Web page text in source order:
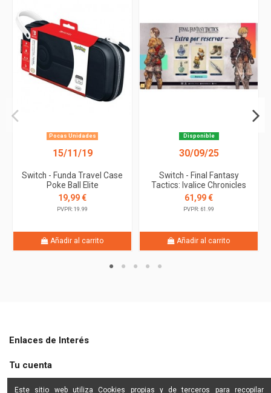
Pocas Unidades
15/11/19
Switch - Funda Travel Case
Poke Ball Elite
19,99 €
PVPR: 19.99
Añadir al carrito
Disponible
30/09/25
Switch - Final Fantasy
Tactics: Ivalice Chronicles
61,99 €
PVPR: 61.99
Añadir al carrito
Enlaces de Interés
Tu cuenta
Shine Star
Este sitio web utiliza Cookies propias y de terceros para recopilar